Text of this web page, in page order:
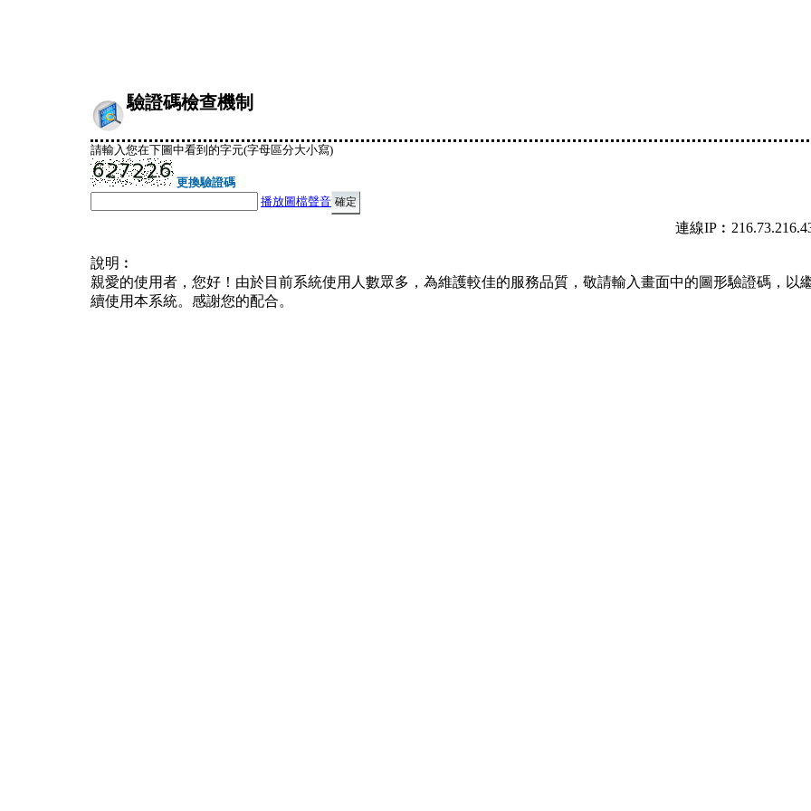
驗證碼檢查機制
請輸入您在下圖中看到的字元(字母區分大小寫)
更換驗證碼
播放圖檔聲音
連線
說明︰
親愛的使用者，您好！由於目前系統使用人數眾多，為維護較佳的服務品質，敬請輸入畫面中的圖形驗證碼，以
續使用本系統。感謝您的配合。